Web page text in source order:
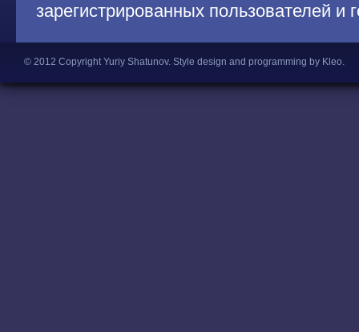
зарегистрированных пользователей и
© 2012 Copyright Yuriy Shatunov. Style design and programming by Kleo.